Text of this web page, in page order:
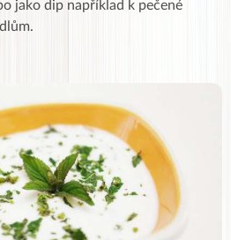
jako dip například k pečené